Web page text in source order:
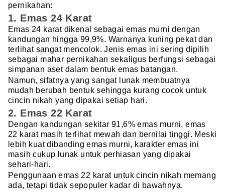
pernikahan:
1. Emas 24 Karat
Emas 24 karat dikenal sebagai emas murni dengan
kandungan hingga 99,9%. Warnanya kuning pekat dan
terlihat sangat mencolok. Jenis emas ini sering dipilih
sebagai mahar pernikahan sekaligus berfungsi sebagai
simpanan aset dalam bentuk emas batangan.
Namun, sifatnya yang sangat lunak membuatnya
mudah berubah bentuk sehingga kurang cocok untuk
cincin nikah yang dipakai setiap hari.
2. Emas 22 Karat
Dengan kandungan sekitar 91,6% emas murni, emas
22 karat masih terlihat mewah dan bernilai tinggi. Meski
lebih kuat dibanding emas murni, karakter emas ini
masih cukup lunak untuk perhiasan yang dipakai
sehari-hari.
Penggunaan emas 22 karat untuk cincin nikah memang
ada, tetapi tidak sepopuler kadar di bawahnya.